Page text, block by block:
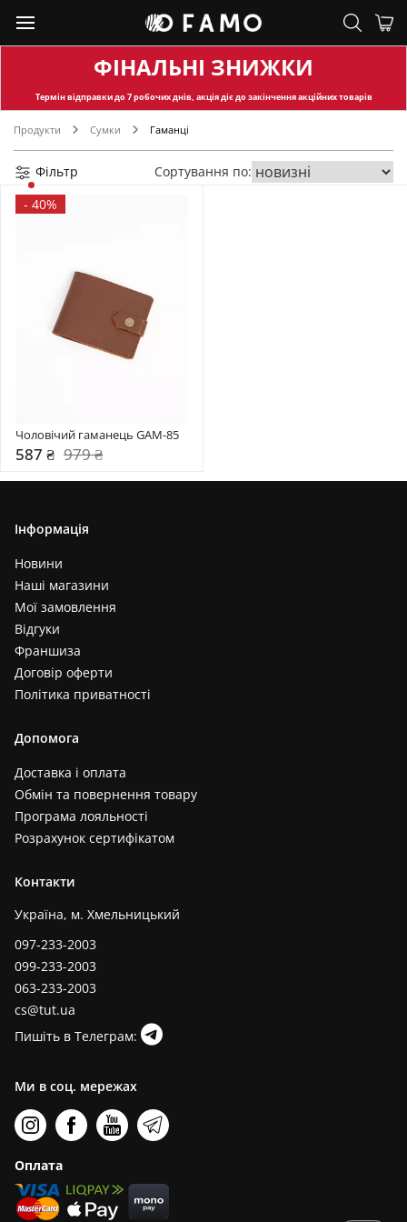
ФІНАЛЬНІ ЗНИЖКИ
Термін відправкидо 7 робочих днів, акція діє до закінчення акційних товарів
Продукти Сумки Гаманці
Фільтр
Сортування по:
- 40%
Чоловічий гаманець GAM-85
587 ₴ 979 ₴
Інформація
Новини
Наші магазини
Мої замовлення
Відгуки
Франшиза
Договір оферти
Політика приватності
Допомога
Доставка і оплата
Обмін та повернення товару
Програма лояльності
Розрахунок сертифікатом
Контакти
Україна, м. Хмельницький
097-233-2003
099-233-2003
063-233-2003
cs@tut.ua
Пишіть в Телеграм:
Ми в соц. мережах
Оплата